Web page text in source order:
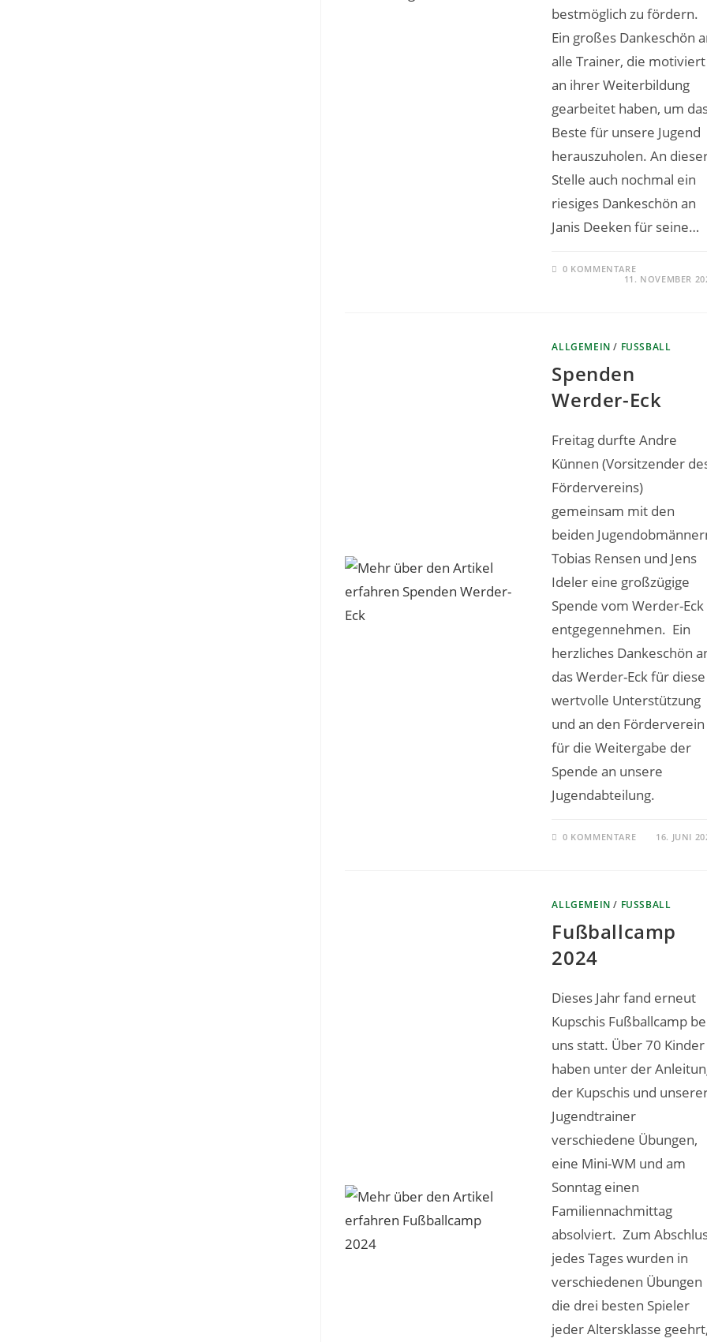
bestmöglich zu fördern.
Ein großes Dankeschön
alle Trainer, die motiviert
an ihrer Weiterbildung
gearbeitet haben, um
Beste für unsere Jugend
herauszuholen. An
Stelle auch nochmal ein
riesiges Dankeschön an
Janis Deeken für seine…
0 KOMMENTARE
11. NOVEMBER
ALLGEMEIN / FUSSBALL
Spenden
Werder-Eck
Freitag durfte Andre
Künnen (Vorsitzender
Fördervereins)
gemeinsam mit den
beiden
Tobias Rensen und Jens
Ideler eine großzügige
Spende vom Werder-Eck
entgegennehmen. Ein
herzliches Dankeschön
das Werder-Eck für diese
wertvolle Unterstützung
und an den Förderverein
für die Weitergabe der
Spende an unsere
Jugendabteilung.
0 KOMMENTARE 16. JUNI
ALLGEMEIN / FUSSBALL
Fußballcamp
2024
Dieses Jahr fand erneut
Kupschis Fußballcamp
uns statt. Über 70 Kinder
haben unter der
der Kupschis und
Jugendtrainer
verschiedene Übungen,
eine Mini-WM und am
Sonntag einen
Familiennachmittag
absolviert. Zum
jedes Tages wurden in
verschiedenen Übungen
die drei besten Spieler
jeder Altersklasse